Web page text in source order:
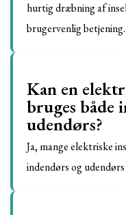
hurtig dræbning af
brugervenlig betjening.
Kan en
bruges både
udendørs?
Ja, mange elektriske
indendørs og